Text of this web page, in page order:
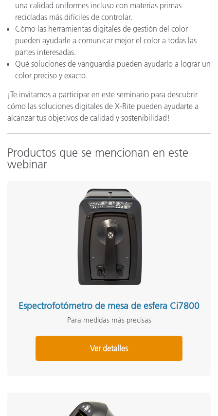
una calidad uniformes incluso con materias primas
recicladas más difíciles de controlar.
Cómo las herramientas digitales de gestión del color
pueden ayudarle a comunicar mejor el color a todas las
partes interesadas.
Qué soluciones de vanguardia pueden ayudarlo a lograr un
color preciso y exacto.
¡Te invitamos a participar en este seminario para descubrir
cómo las soluciones digitales de X-Rite pueden ayudarte a
alcanzar tus objetivos de calidad y sostenibilidad!
Productos que se mencionan en este
webinar
Espectrofotómetro de mesa de esfera Ci7800
Para medidas más precisas
Ver detalles